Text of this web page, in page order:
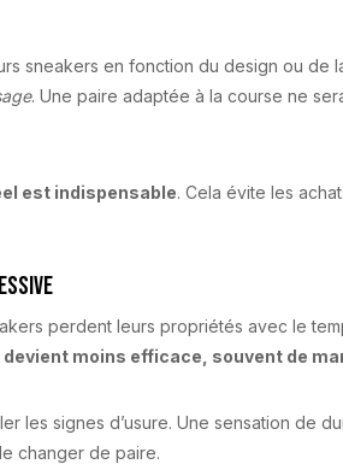
sneakers en fonction du design ou de
. Une paire adaptée à la course ne
est indispensable. Cela évite les
perdent leurs propriétés avec le
devient moins efficace, souvent de
les signes d’usure. Une sensation de
changer de paire.